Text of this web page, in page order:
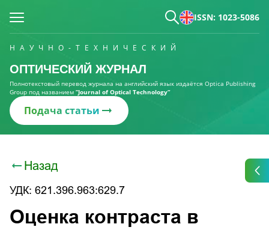
ISSN: 1023-5086
НАУЧНО-ТЕХНИЧЕСКИЙ
ОПТИЧЕСКИЙ ЖУРНАЛ
Полнотекстовый перевод журнала на английский язык издаётся Optica Publishing
Group под названием “Journal of Optical Technology“
Подача статьи
Назад
УДК: 621.396.963:629.7
Оценка контраста в